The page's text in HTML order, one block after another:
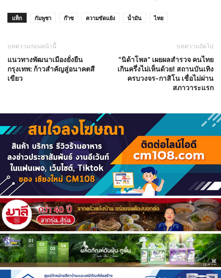
แท็ก กัมพูชา ก๊าซ ความขัดแย้ง น้ำมัน ไทย
บทความก่อนหน้านี้
แนวทางพัฒนาเมืองยั่งยืน
กรุงเทพ: ก้าวสำคัญสู่อนาคตสี
เขียว
บทความถัดไป
“นิด้าโพล” เผยผลสำรวจ คนไทย
เกินครึ่งไม่เห็นด้วย! สถานบันเทิง
ครบวงจร-กาสิโน เชื่อไม่ผ่าน
สภาวาระแรก